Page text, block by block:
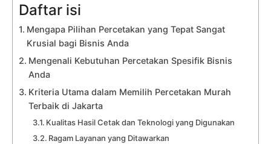
Daftar isi
Mengapa Pilihan Percetakan yang Tepat Sangat
Krusial bagi Bisnis Anda
Mengenali Kebutuhan Percetakan Spesifik Bisnis
Anda
Kriteria Utama dalam Memilih Percetakan Murah
Terbaik di Jakarta
Kualitas Hasil Cetak dan Teknologi yang Digunakan
Ragam Layanan yang Ditawarkan